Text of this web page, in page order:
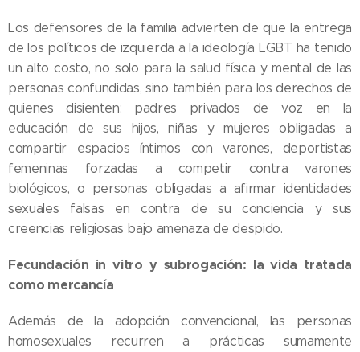
Los defensores de la familia advierten de que la entrega
de los políticos de izquierda a la ideología LGBT ha tenido
un alto costo, no solo para la salud física y mental de las
personas confundidas, sino también para los derechos de
quienes disienten: padres privados de voz en la
educación de sus hijos, niñas y mujeres obligadas a
compartir espacios íntimos con varones, deportistas
femeninas forzadas a competir contra varones
biológicos, o personas obligadas a afirmar identidades
sexuales falsas en contra de su conciencia y sus
creencias religiosas bajo amenaza de despido.
Fecundación in vitro y subrogación: la vida tratada
como mercancía
Además de la adopción convencional, las personas
homosexuales recurren a prácticas sumamente